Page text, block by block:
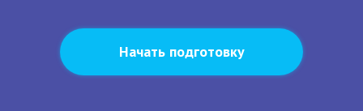
Начать подготовку